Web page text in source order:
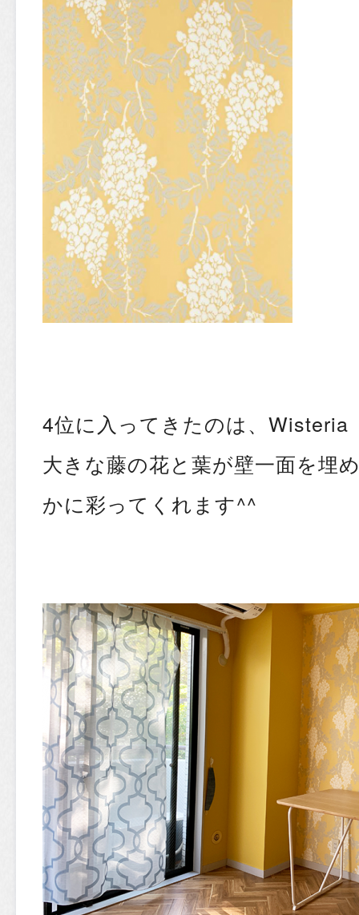
4位に入ってきたのは、Wisteria
大きな藤の花と葉が壁一面を埋
かに彩ってくれます^^